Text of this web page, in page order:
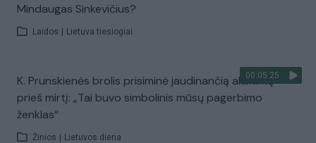
Mindaugas Sinkevičius?
Laidos Lietuva tiesiogiai
00:05:25
K. Prunskienės brolis prisiminė jaudinančią akimirką
prieš mirtį: „Tai buvo simbolinis mūsų pagerbimo
ženklas“
Žinios Lietuvos diena